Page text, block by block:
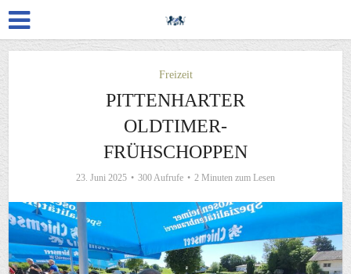
Freizeit
PITTENHARTER
OLDTIMER-
FRÜHSCHOPPEN
23. Juni 2025 300 Aufrufe 2 Minuten zum Lesen